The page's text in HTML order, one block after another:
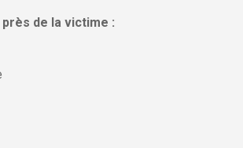
de la victime :